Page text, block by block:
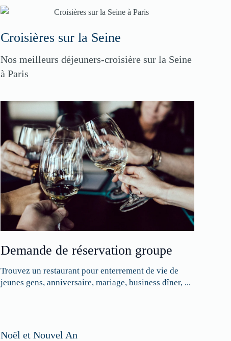
Croisières sur la Seine
Nos meilleurs déjeuners-croisière sur la Seine
à Paris
Demande de réservation groupe
Trouvez un restaurant pour enterrement de vie de
jeunes gens, anniversaire, mariage, business dîner, ...
Noël et Nouvel An